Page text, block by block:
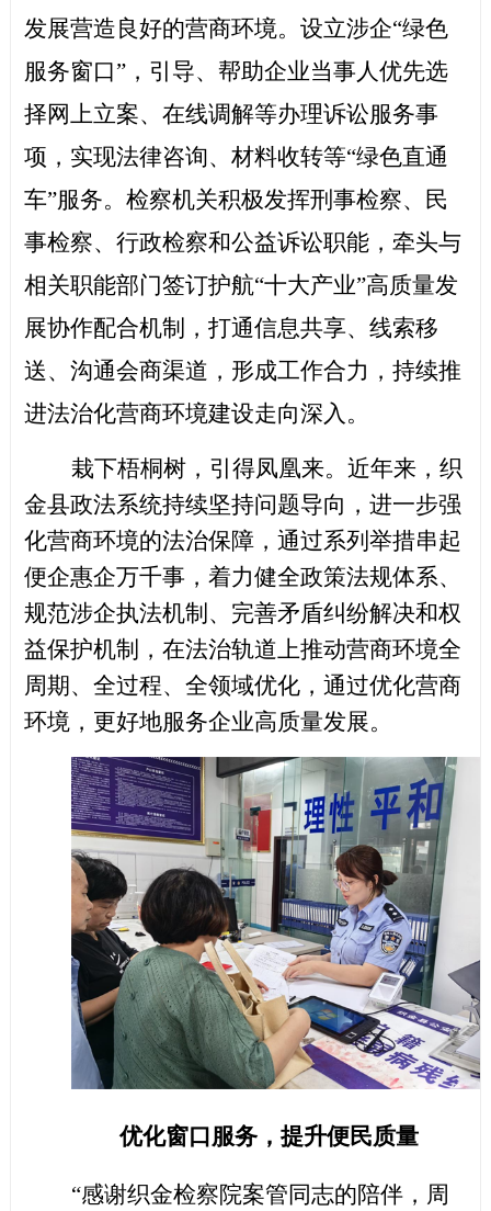
发展营造良好的营商环境。设立涉企“绿色
服务窗口”，引导、帮助企业当事人优先选
择网上立案、在线调解等办理诉讼服务事
项，实现法律咨询、材料收转等“绿色直通
车”服务。检察机关积极发挥刑事检察、民
事检察、行政检察和公益诉讼职能，牵头与
相关职能部门签订护航“十大产业”高质量发
展协作配合机制，打通信息共享、线索移
送、沟通会商渠道，形成工作合力，持续推
进法治化营商环境建设走向深入。
栽下梧桐树，引得凤凰来。近年来，织
金县政法系统持续坚持问题导向，进一步强
化营商环境的法治保障，通过系列举措串起
便企惠企万千事，着力健全政策法规体系、
规范涉企执法机制、完善矛盾纠纷解决和权
益保护机制，在法治轨道上推动营商环境全
周期、全过程、全领域优化，通过优化营商
环境，更好地服务企业高质量发展。
优化窗口服务，提升便民质量
“感谢织金检察院案管同志的陪伴，周